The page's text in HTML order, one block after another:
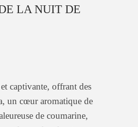
LA NUIT DE
captivante, offrant des
un cœur aromatique de
de coumarine,